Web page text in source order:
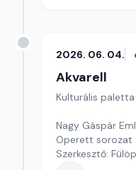
2026. 06. 04.
Akvarell
Kulturális paletta
Nagy Gáspár
Operett sorozat
Szerkesztő: